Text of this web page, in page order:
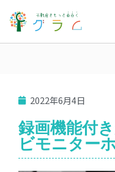
2022年6月4日
録画機能付
ビモニター